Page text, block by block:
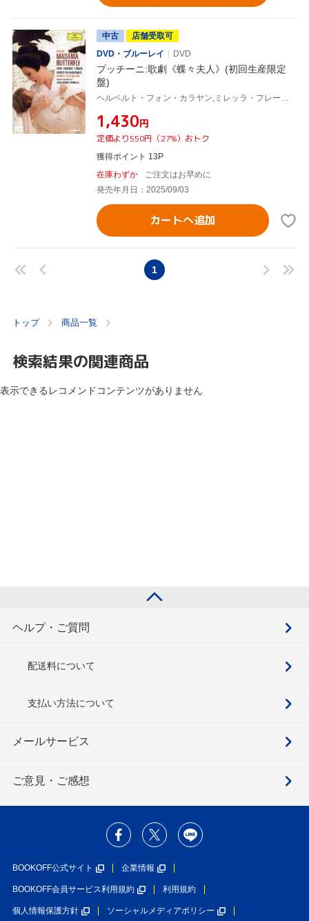
中古
店舗受取可
DVD・ブルーレイ
DVD
プッチーニ:歌劇《蝶々夫人》(初回生産限定
盤)
ヘルベルト・フォン・カラヤン,ミレッラ・フレーニ(S),プラシド・ドミンゴ(T),クリスタ・ルートヴィヒ(MS),ロバート・カーンズ(Br),ミシェル・セネシャル(T),マリウス・リンツレル(Br),エルケ・シャリー(MS)
¥1,430円
定価より550円（27%）おトク
獲得ポイント 13P
在庫わずか
ご注文はお早めに
発売年月日：2025/09/03
カートへ追加
1
トップ 商品一覧
検索結果の関連商品
表示できるレコメンドコンテンツがありません
ヘルプ・ご質問
配送料について
支払い方法について
メールサービス
ご意見・ご感想
BOOKOFF公式サイト 企業情報
BOOKOFF会員サービス利用規約 利用規約
個人情報保護方針 ソーシャルメディアポリシー